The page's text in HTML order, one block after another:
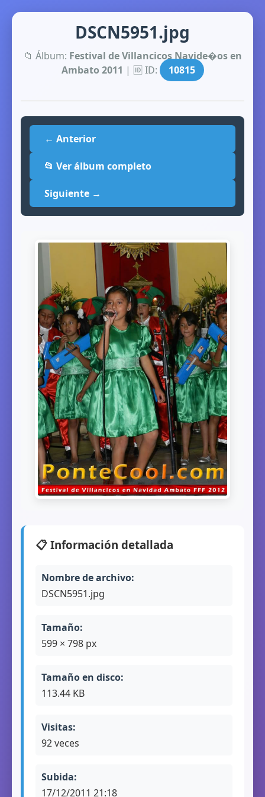
DSCN5951.jpg
📁 Álbum: Festival de Villancicos Navide�os en
Ambato 2011 | 🆔 ID: 10815
← Anterior
📂 Ver álbum completo
Siguiente →
📋 Información detallada
Nombre de archivo:
DSCN5951.jpg
Tamaño:
599 × 798 px
Tamaño en disco:
113.44 KB
Visitas:
92 veces
Subida:
17/12/2011 21:18